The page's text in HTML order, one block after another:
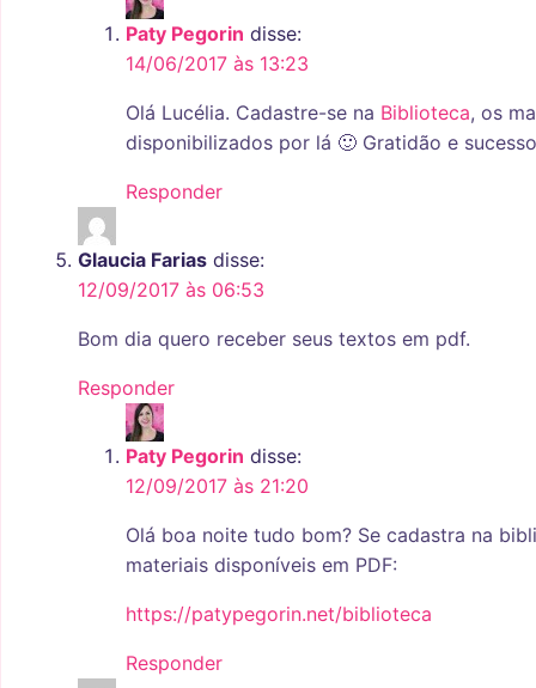
Paty Pegorin disse:
14/06/2017 às 13:23
Olá Lucélia. Cadastre-se na Biblioteca, os
disponibilizados por lá 🙂 Gratidão e
Responder
Glaucia Farias disse:
12/09/2017 às 06:53
Bom dia quero receber seus textos em pdf.
Responder
Paty Pegorin disse:
12/09/2017 às 21:20
Olá boa noite tudo bom? Se cadastra na
materiais disponíveis em PDF:
https://patypegorin.net/biblioteca
Responder